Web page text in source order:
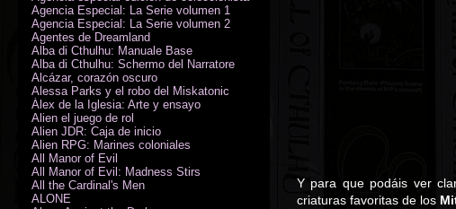
Y para que podáis ver
criaturas favoritas de los
Agencia Especial: La Serie volumen 1
Agencia Especial: La Serie volumen 2
Agentes de Dreamland
Alba di Cthulhu: Manuale Base
Alba di Cthulhu: Schermo del Narratore
Alcázar, corazón oscuro
Alessa Parks y el robo del Miskatonic
Álex de la Iglesia: Arte y ensayo
Alien el juego de rol
Alien JDR: Caja de inicio
Alien RPG: Marines coloniales
All Manor of Evil
All Manor of Evil: Madness Stirs
All the Cardinal's Men
ALONE